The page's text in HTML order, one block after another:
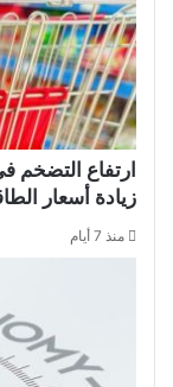
زيادة أسعار
منذ 7 أيام